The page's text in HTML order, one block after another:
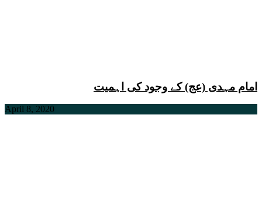
امام مہدی (عج) کے وجود کی اہمیت
April 8, 2020